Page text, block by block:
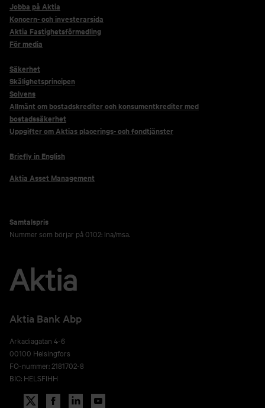
Jobba på Aktia
Koncern- och investerarsida
Aktia Fastighetsförmedling
För media
Säkerhet
Skälighetsprincipen
Solvens
Allmänt om bostadskrediter och konsumentkrediter med
bostadssäkerhet
Uppgifter om Aktias placerings- och fondtjänster
Briefly in English
Aktia Asset Management
Samtalspris
Nummer som börjar på 0102: lna/msa.
Aktia Bank Abp
Arkadiagatan 4-6
00100 Helsingfors
FO-nummer: 2181702-8
BIC: HELSFIHH